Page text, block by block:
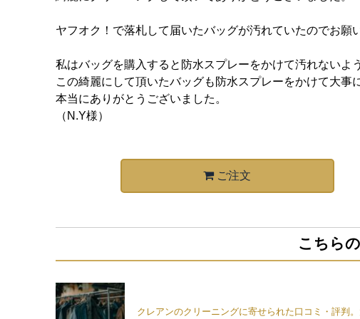
ヤフオク！で落札して届いたバッグが汚れていたのでお願
私はバッグを購入すると防水スプレーをかけて汚れないよ
この綺麗にして頂いたバッグも防水スプレーをかけて大事
本当にありがとうございました。
（N.Y様）
ご注文
こちら
クレアンのクリーニングに寄せられた口コミ・評判